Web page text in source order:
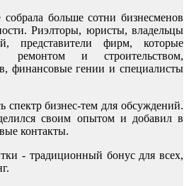
собрала больше сотни бизнесменов
Риэлторы, юристы, владельцы
представители фирм, которые
ремонтом и строительством,
финансовые гении и специалисты
спектр бизнес-тем для обсуждений.
своим опытом и добавил в
контакты.
- традиционный бонус для всех,